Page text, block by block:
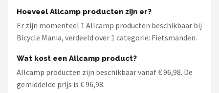
Hoeveel Allcamp producten zijn er?
Er zijn momenteel 1 Allcamp producten beschikbaar bij
Bicycle Mania, verdeeld over 1 categorie: Fietsmanden.
Wat kost een Allcamp product?
Allcamp producten zijn beschikbaar vanaf € 96,98. De
gemiddelde prijs is € 96,98.